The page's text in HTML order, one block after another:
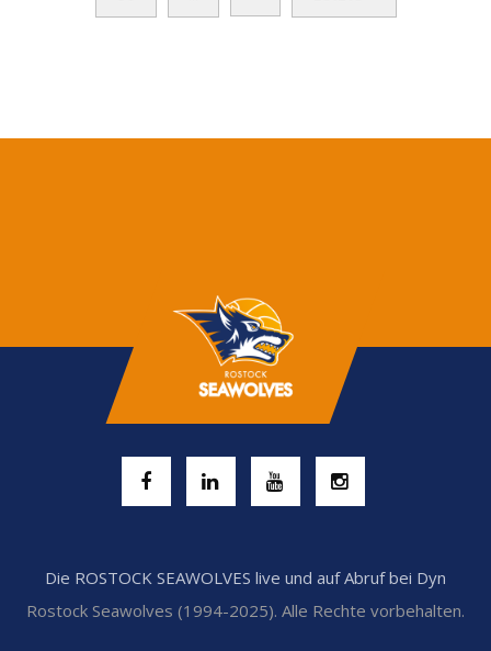
Die ROSTOCK SEAWOLVES live und auf Abruf bei Dyn
Rostock Seawolves (1994-2025). Alle Rechte vorbehalten.